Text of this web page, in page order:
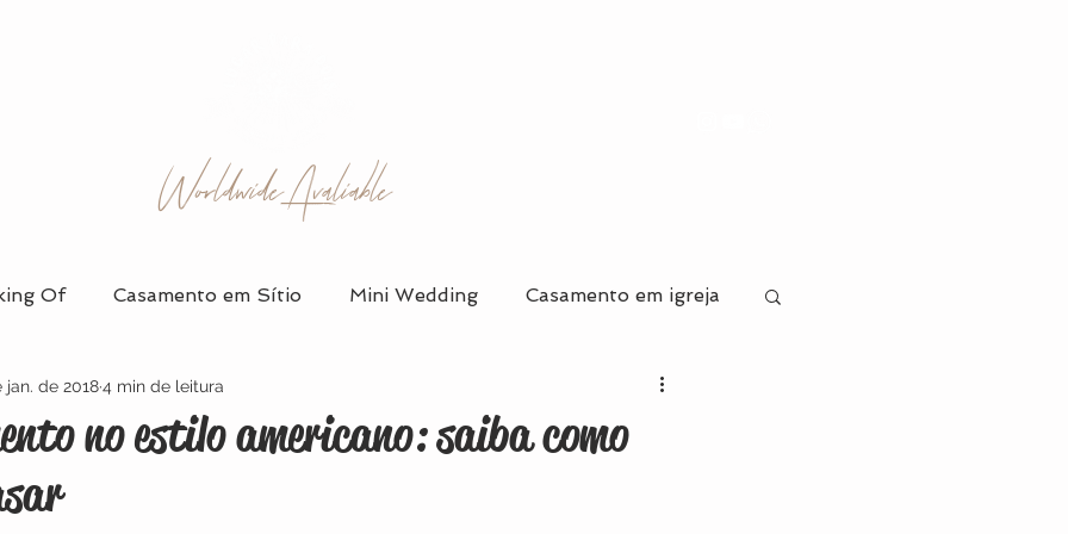
Worldwide Avaliable
Of Casamento em Sítio Mini Wedding Casamento em igreja
Salão Álbum de Casamento
Organização e Planejamento
no estilo americano: saiba como
jan. de 20184 min de leitura